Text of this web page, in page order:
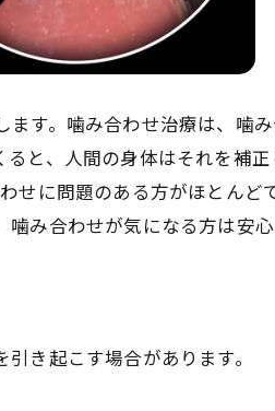
す。噛み合わせ治療は、噛
と、人間の身体はそれを補
せに問題のある方がほとんど
み合わせが気になる方は安心
き起こす場合があります。